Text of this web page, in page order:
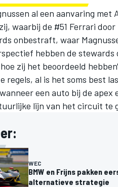
al een aanvaring
waarbij de #51 Ferrari
onbestraft, waar
hebben de stewards
zij het beoordeeld
regels, al is het soms best
een auto bij de
lijn van het circuit te
WEC
BMW en Frijns pakken
alternatieve strategie